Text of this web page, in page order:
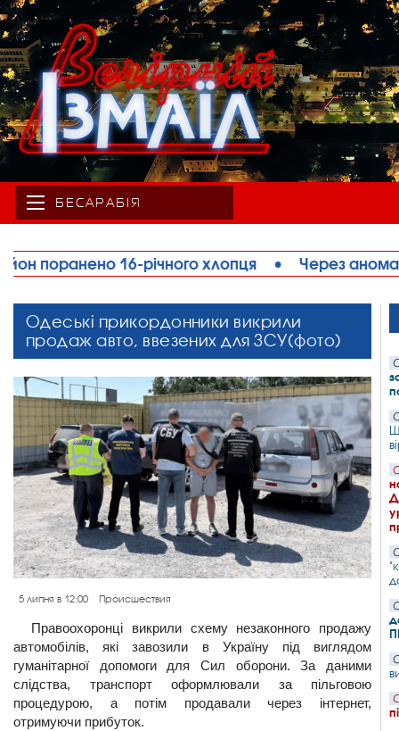
БЕСАРАБІЯ
• Через аномальну спеку на Одещині
Одеські прикордонники викрили
продаж авто, ввезених для ЗСУ(фото)
5 липня в 12:00 Происшествия
Правоохоронці викрили схему незаконного продажу
автомобілів, які завозили в Україну під виглядом
гуманітарної допомоги для Сил оборони. За даними
слідства, транспорт оформлювали за пільговою
процедурою, а потім продавали через інтернет,
отримуючи прибуток.